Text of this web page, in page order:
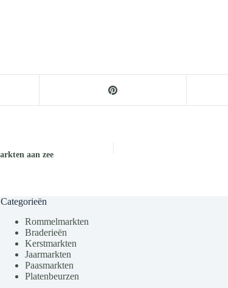
aan zee
Categorieën
Rommelmarkten
Braderieën
Kerstmarkten
Jaarmarkten
Paasmarkten
Platenbeurzen